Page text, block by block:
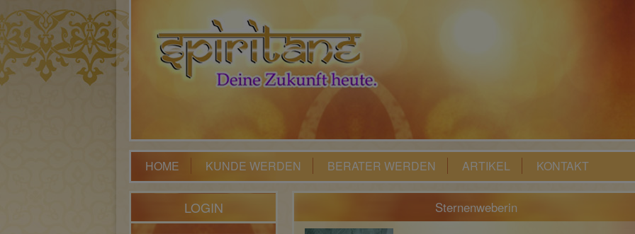
HOME KUNDE WERDEN BERATER WERDEN ARTIKEL KONTAKT
LOGIN Sternenweberin